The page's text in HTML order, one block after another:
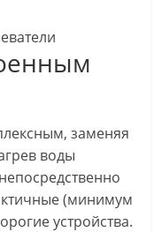
заменяя
воды
(минимум
устройства.